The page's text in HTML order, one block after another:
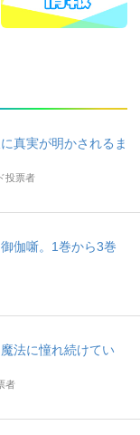
真実が明かされるま
投票者
伽噺。1巻から3巻
法に憧れ続けてい
者